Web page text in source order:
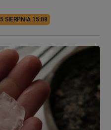
5 SIERPNIA 15:08